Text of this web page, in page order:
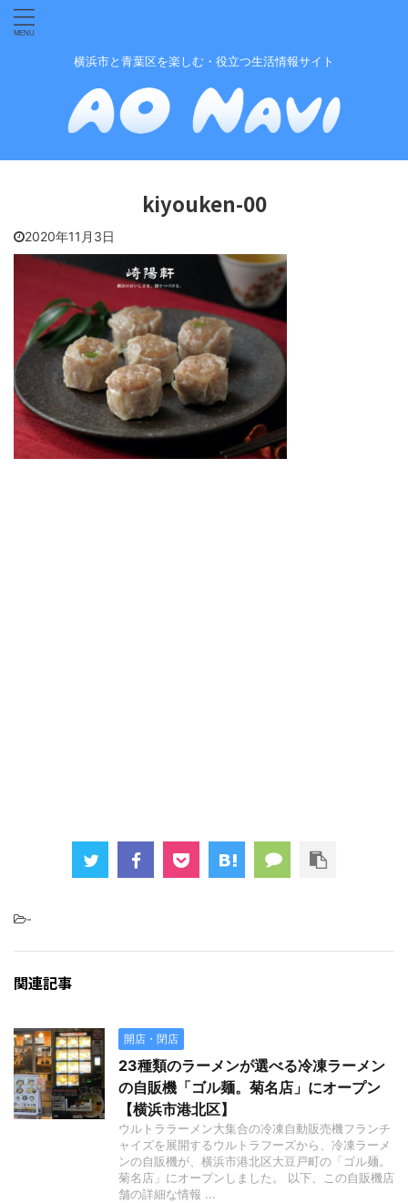
横浜市と青葉区を楽しむ・役立つ生活情報サイト
kiyouken-00
2020年11月3日
-
関連記事
開店・閉店
23種類のラーメンが選べる冷凍ラーメン
の自販機「ゴル麺。菊名店」にオープン
【横浜市港北区】
ウルトララーメン大集合の冷凍自動販売機フランチ
ャイズを展開するウルトラフーズから、冷凍ラーメ
ンの自販機が、横浜市港北区大豆戸町の「ゴル麺。
菊名店」にオープンしました。 以下、この自販機店
舗の詳細な情報 ...